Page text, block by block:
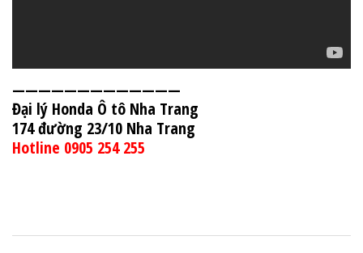
—————————————
Đại lý Honda Ô tô Nha Trang
174 đường 23/10 Nha Trang
Hotline 0905 254 255